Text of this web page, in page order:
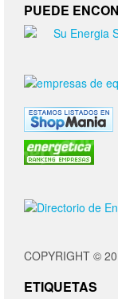
PUEDE
COPYRIGHT ©
ETIQUETAS